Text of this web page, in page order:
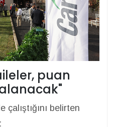
puan
belirten